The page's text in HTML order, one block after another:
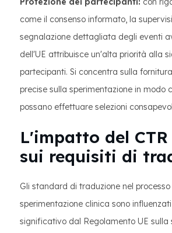
come il consenso informato, la
segnalazione dettagliata degli eventi
dell'UE attribuisce un'alta priorità alla
partecipanti. Si concentra sulla
precise sulla sperimentazione in modo
possano effettuare selezioni
L'impatto del CTR
sui requisiti di
Gli standard di traduzione nel processo
sperimentazione clinica sono
significativo dal Regolamento UE sulla